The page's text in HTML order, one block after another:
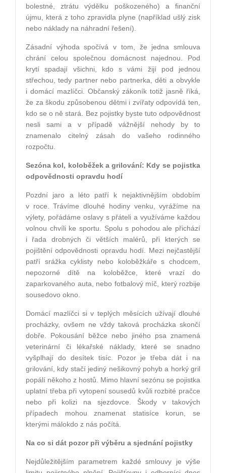
bolestné, ztrátu výdělku poškozeného) a finanční
újmu, která z toho zpravidla plyne (například ušlý zisk
nebo náklady na náhradní řešení).
Zásadní výhoda spočívá v tom, že jedna smlouva
chrání celou společnou domácnost najednou. Pod
krytí spadají všichni, kdo s vámi žijí pod jednou
střechou, tedy partner nebo partnerka, děti a obvykle
i domácí mazlíčci. Občanský zákoník totiž jasně říká,
že za škodu způsobenou dětmi i zvířaty odpovídá ten,
kdo se o ně stará. Bez pojistky byste tuto odpovědnost
nesli sami a v případě vážnější nehody by to
znamenalo citelný zásah do vašeho rodinného
rozpočtu.
Sezóna kol, koloběžek a grilování: Kdy se pojistka
odpovědnosti opravdu hodí
Pozdní jaro a léto patří k nejaktivnějším obdobím
v roce. Trávíme dlouhé hodiny venku, vyrážíme na
výlety, pořádáme oslavy s přáteli a využíváme každou
volnou chvíli ke sportu. Spolu s pohodou ale přichází
i řada drobných či větších malérů, při kterých se
pojištění odpovědnosti opravdu hodí. Mezi nejčastější
patří srážka cyklisty nebo koloběžkáře s chodcem,
nepozorné dítě na koloběžce, které vrazí do
zaparkovaného auta, nebo fotbalový míč, který rozbije
sousedovo okno.
Domácí mazlíčci si v teplých měsících užívají dlouhé
procházky, ovšem ne vždy taková procházka skončí
dobře. Pokousání běžce nebo jiného psa znamená
veterinární či lékařské náklady, které se snadno
vyšplhají do desítek tisíc. Pozor je třeba dát i na
grilování, kdy stačí jediný nešikovný pohyb a horký gril
popálí někoho z hostů. Mimo hlavní sezónu se pojistka
uplatní třeba při vytopení sousedů kvůli rozbité pračce
nebo při kolizi na sjezdovce. Škody v takových
případech mohou znamenat statisíce korun, se
kterými málokdo z nás počítá.
Na co si dát pozor při výběru a sjednání pojistky
Nejdůležitějším parametrem každé smlouvy je výše